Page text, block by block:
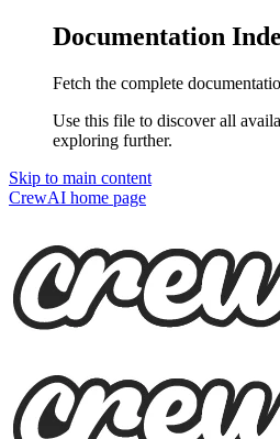
Documentation
Fetch the complete
Use this file to discover all
exploring further.
Skip to main content
CrewAI home page